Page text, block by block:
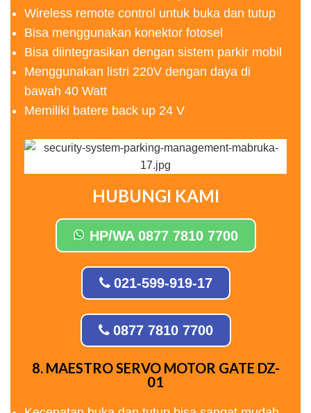
Wireless remote control untuk buka dan tutup
Bisa menggunakan konektor fotosel
Bisa diintegrasikan dengan sistem parkir mobil
Menggunakan listri 220V dengan daya di
bawah 40 Watt
Memiliki batere back up 24 V
HUBUNGI KAMI
HP/WA 0877 7810 7700
021-599-919-17
0877 7810 7700
8. MAESTRO SERVO MOTOR GATE DZ-
01